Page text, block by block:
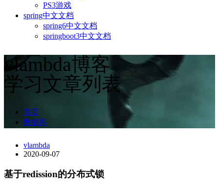
PS3游戏
spring中文文档
spring6中文文档
springboot3中文文档
vlambda博客
学习文章列表
首页
数据库
vlambda
2020-09-07
基于redission的分布式锁